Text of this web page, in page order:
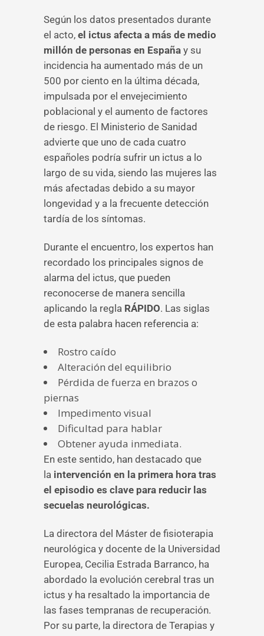
Según los datos presentados durante
el acto, el ictus afecta a más de medio
millón de personas en España y su
incidencia ha aumentado más de un
500 por ciento en la última década,
impulsada por el envejecimiento
poblacional y el aumento de factores
de riesgo. El Ministerio de Sanidad
advierte que uno de cada cuatro
españoles podría sufrir un ictus a lo
largo de su vida, siendo las mujeres las
más afectadas debido a su mayor
longevidad y a la frecuente detección
tardía de los síntomas.
Durante el encuentro, los expertos han
recordado los principales signos de
alarma del ictus, que pueden
reconocerse de manera sencilla
aplicando la regla RÁPIDO. Las siglas
de esta palabra hacen referencia a:
Rostro caído
Alteración del equilibrio
Pérdida de fuerza en brazos o
piernas
Impedimento visual
Dificultad para hablar
Obtener ayuda inmediata.
En este sentido, han destacado que
la intervención en la primera hora tras
el episodio es clave para reducir las
secuelas neurológicas.
La directora del Máster de fisioterapia
neurológica y docente de la Universidad
Europea, Cecilia Estrada Barranco, ha
abordado la evolución cerebral tras un
ictus y ha resaltado la importancia de
las fases tempranas de recuperación.
Por su parte, la directora de Terapias y